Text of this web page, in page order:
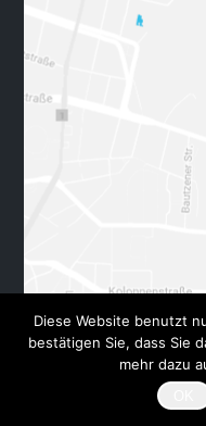
Diese Website benutzt
bestätigen Sie, dass Sie
mehr dazu